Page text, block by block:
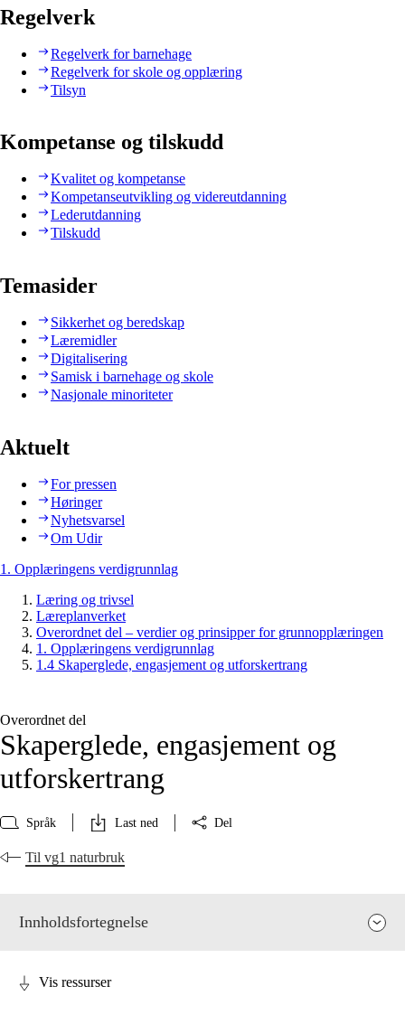
Regelverk
Regelverk for barnehage
Regelverk for skole og opplæring
Tilsyn
Kompetanse og tilskudd
Kvalitet og kompetanse
Kompetanseutvikling og videreutdanning
Lederutdanning
Tilskudd
Temasider
Sikkerhet og beredskap
Læremidler
Digitalisering
Samisk i barnehage og skole
Nasjonale minoriteter
Aktuelt
For pressen
Høringer
Nyhetsvarsel
Om Udir
1. Opplæringens verdigrunnlag
Læring og trivsel
Læreplanverket
Overordnet del – verdier og prinsipper for grunnopplæringen
1. Opplæringens verdigrunnlag
1.4 Skaperglede, engasjement og utforskertrang
Overordnet del
Skaperglede, engasjement og
utforskertrang
Språk Last ned Del
Til vg1 naturbruk
Innholdsfortegnelse
Vis ressurser